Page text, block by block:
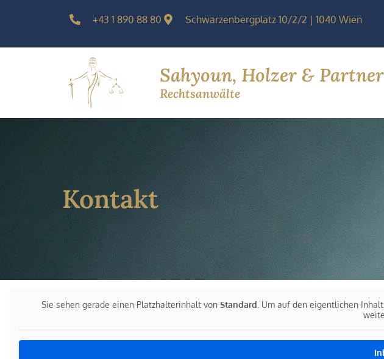
+43 1 890 88 80 Schwarzenbergplatz 10/2/2 | 1040 Wien
Sahyoun, Holzer & Partner
Rechtsanwälte
Kontakt
Sie sehen gerade einen Platzhalterinhalt von Standard . Um auf den eigentlichen